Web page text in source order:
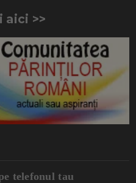
aici >>
telefonul tau